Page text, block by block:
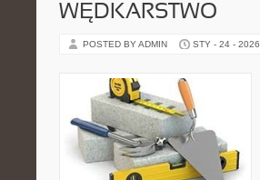
WĘDKARSTWO
POSTED BY ADMIN STY - 24 - 2026